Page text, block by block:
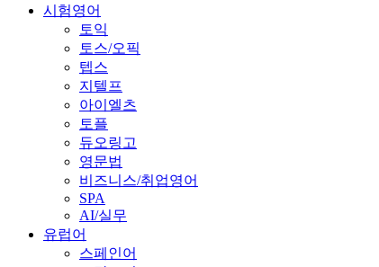
시험영어
토익
토스/오픽
텝스
지텔프
아이엘츠
토플
듀오링고
영문법
비즈니스/취업영어
SPA
AI/실무
유럽어
스페인어